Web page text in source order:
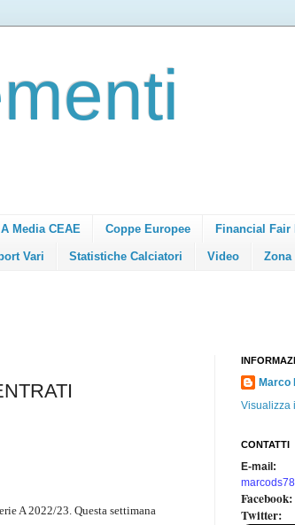
Media CEAE Coppe Europee Financial Fair
Vari Statistiche Calciatori Video
A 2022/23. Questa settimana
Marco
Visualizza
CONTATTI
E-mail:
Facebook:
Twitter: